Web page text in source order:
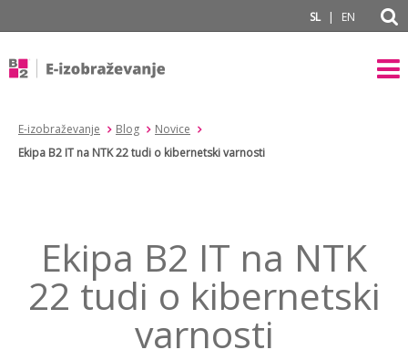
SL | EN
E-izobraževanje Blog
Novice
Ekipa B2 IT na NTK 22 tudi o kibernetski varnosti
Ekipa B2 IT na NTK
22 tudi o kibernetski
varnosti